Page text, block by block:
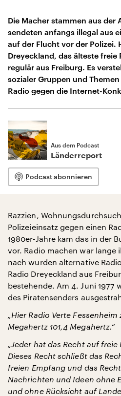
Die Macher stammen aus der
sendeten anfangs illegal aus
auf der Flucht vor der Polizei.
Dreyeckland, das älteste freie
regulär aus Freiburg. Es
sozialer Gruppen und
Radio gegen die Internet-
Aus dem Podcast
Länderreport
Podcast abonnieren
Razzien,
Polizeieinsatz gegen einen
1980er-Jahre kam das in der
vor. Radio machen war lange
nach wurden alternative
Radio Dreyeckland aus
bestehende. Am 4. Juni 1977
des Piratensenders
„Hier Radio Verte
Megahertz 101,4 Megahertz.“
„Jeder hat das Recht auf
Dieses Recht schließt das
freien Empfang und das
Nachrichten und Ideen ohne
und ohne Rücksicht auf